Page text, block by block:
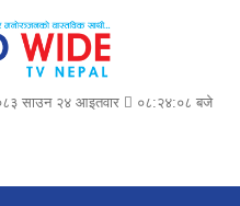
साउन २४ आइतवार ०८:२४:०९ बजे